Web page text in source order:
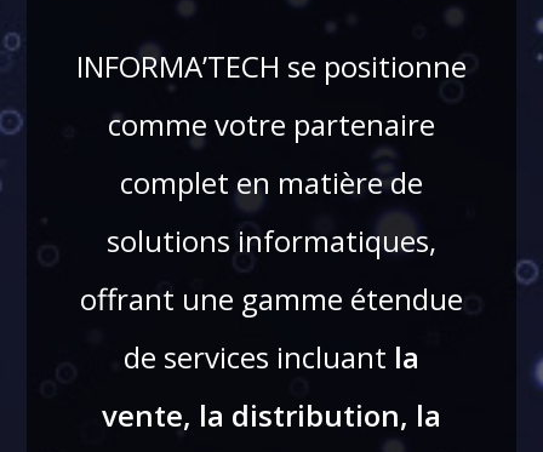
INFORMA’TECH se positionne
comme votre partenaire
complet en matière de
solutions informatiques,
offrant une gamme étendue
de services incluant la
vente, la distribution, la